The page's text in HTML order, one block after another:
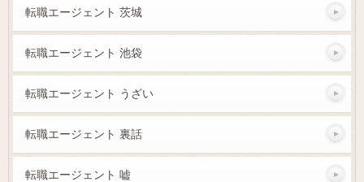
転職エージェント 茨城
転職エージェント 池袋
転職エージェント うざい
転職エージェント 裏話
転職エージェント 嘘